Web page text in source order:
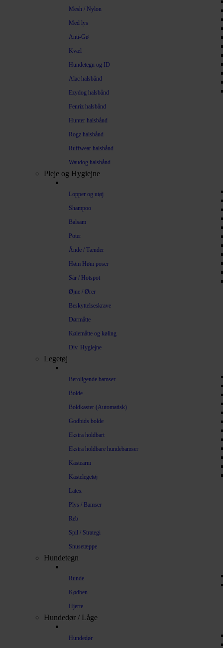
Mesh / Nylon
Med lys
Anti-Gø
Kvæl
Hundetegn og ID
Alac halsbånd
Ezydog halsbånd
Fenriz halsbånd
Hunter halsbånd
Rogz halsbånd
Ruffwear halsbånd
Waudog halsbånd
Pleje og Hygiejne
Lopper og utøj
Shampoo
Balsam
Poter
Ånde / Tænder
Høm Høm poser
Sår / Hotspot
Øjne / Ører
Beskyttelseskrave
Dørmåtte
Kølemåtte og køling
Div. Hygiejne
Legetøj
Beroligende bamser
Bolde
Boldkaster (Automatisk)
Godbids bolde
Ekstra holdbart
Ekstra holdbare hundebamser
Kastearm
Kastelegetøj
Latex
Plys / Bamser
Reb
Spil / Strategi
Snusetæppe
Hundetegn
Runde
Kødben
Hjerte
Hundedør / Låge
Hundedør